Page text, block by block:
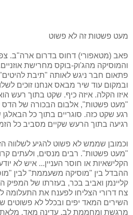
מעט פשטות זה לא פשוט
פאב (מטאפורי) דחוס בדרום ארה"ב.
והמוסיקה מהג'וק-בוקס מחרישת
פתאום חבר ניגש לאותה "תיבת
ובמקום עוד שיר מבאס אנחנו זוכים
איזו הקלה. איזה כיף. שקט בתוך רעש
"מעט פשטות", אלבום הבכורה של הדס
רגע שקט כזה. סוגריים בתוך כל
רגיעה בתוך הרעש שקיים מסביב כל
וכמובן שממש לא פשוט להגיע לשלווה
"מעט פשטות". רבים מנסים, ולעתים
הקלישאיות או חוסר העניין... איש לא
ההבדל בין "מוסיקה משעממת" לבין
קליינמן ואביב בכר, בעזרתו של
צח דרורי הצליחו לפענח את התעלומה
השירים המאד יפים ובכלל לא פשוטים
מרגשת ומחממת לב, עדינה מאד, מלאת